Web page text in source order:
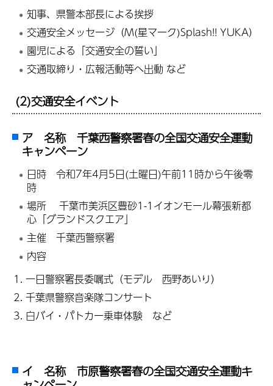
知事、県警本部長による挨拶
交通安全メッセージ（M(星マーク)Splash!! YUKA）
園児による「交通安全の誓い」
交通取締り・広報活動等へ出動 など
(2)交通安全イベント
ア 名称 千葉西警察署春の全国交通安全運動
キャンペーン
日時令和7年4月5日(土曜日)午前11時から午後零
時
場所 千葉市美浜区豊砂1-1イオンモール幕張新都
心「グランドスクエア」
主催 千葉西警察署
内容
一日警察署長委嘱式（モデル 西野あいり）
千葉県警察音楽隊コンサート
白バイ・パトカー乗車体験 など
イ 名称 市原警察署春の全国交通安全運動キ